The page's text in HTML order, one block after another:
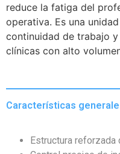
reduce la fatiga del
operativa. Es una
continuidad de trabajo
clínicas con alto
Características
Estructura